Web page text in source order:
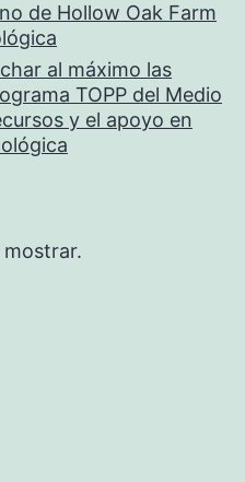
de Hollow Oak Farm
al máximo las
TOPP del Medio
y el apoyo en